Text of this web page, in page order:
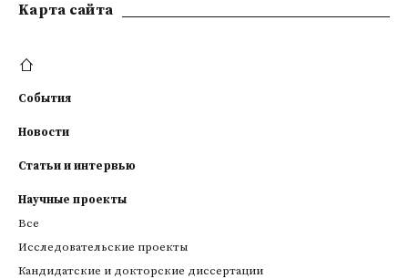
Kарта сайта
События
Новости
Статьи и интервью
Научные проекты
Все
Исследовательские проекты
Кандидатские и докторские диссертации